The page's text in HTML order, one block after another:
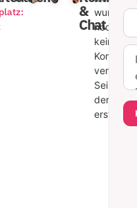
&
Chat
wurde
noch
kein
Sei
der
erste!